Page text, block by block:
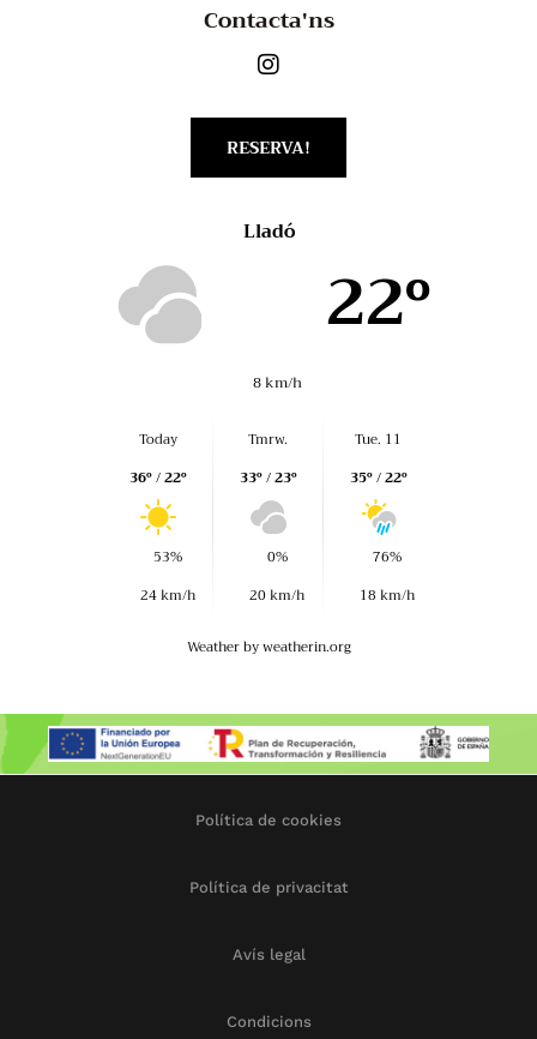
Contacta'ns
RESERVA!
Lladó
22º
8 km/h
Today
36º / 22º
53%
24 km/h
Tmrw.
33º / 23º
0%
20 km/h
Tue. 11
35º / 22º
76%
18 km/h
Weatherby weatherin.org
Política de cookies
Política de privacitat
Avís legal
Condicions